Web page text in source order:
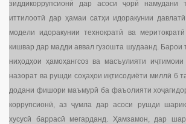
зиддикоррупсионӣ дар асоси ҷорӣ намудани
иттилоотӣ дар ҳамаи сатҳи идоракунии
модели идоракунии технократӣ ва
кишвар дар мадди аввал гузошта шудаанд. Барои
ниҳодҳои ҳамоҳангсоз ва масъулияти
назорат ва рушди соҳаҳои иқтисодиёти миллӣ 6
додани фишори маъмурӣ ба фаъолияти
коррупсионӣ, аз ҷумла дар асоси рушди
хусусӣ баррасӣ мегарданд. Ҳамзамон, дар